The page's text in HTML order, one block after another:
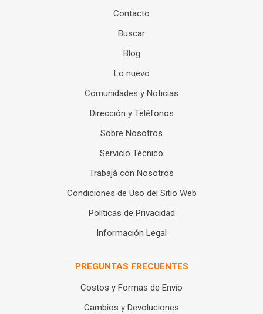
Contacto
Buscar
Blog
Lo nuevo
Comunidades y Noticias
Dirección y Teléfonos
Sobre Nosotros
Servicio Técnico
Trabajá con Nosotros
Condiciones de Uso del Sitio Web
Políticas de Privacidad
Información Legal
PREGUNTAS FRECUENTES
Costos y Formas de Envío
Cambios y Devoluciones